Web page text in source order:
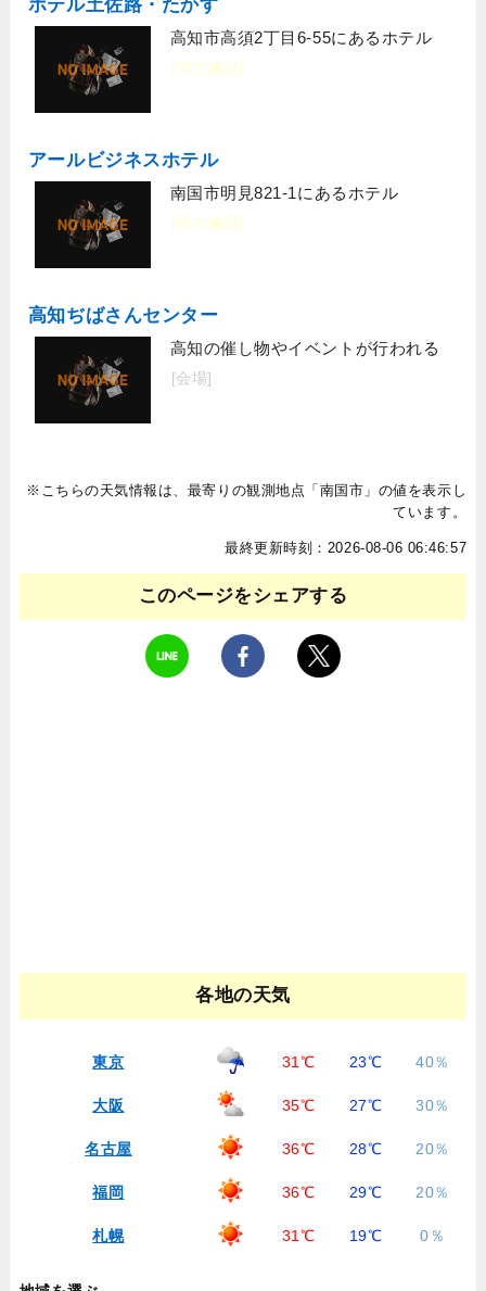
ホテル土佐路・たかす
高知市高須2丁目6-55にあるホテル
[宿泊施設]
アールビジネスホテル
南国市明見821-1にあるホテル
[宿泊施設]
高知ぢばさんセンター
高知の催し物やイベントが行われる
[会場]
※こちらの天気情報は、最寄りの観測地点「南国市」の値を表示し
ています。
最終更新時刻：2026-08-06 06:46:57
このページをシェアする
各地の天気
東京 31℃ 23℃ 40％
大阪 35℃ 27℃ 30％
名古屋 36℃ 28℃ 20％
福岡 36℃ 29℃ 20％
札幌 31℃ 19℃ 0％